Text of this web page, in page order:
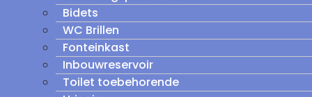
Bidets
WC Brillen
Fonteinkast
Inbouwreservoir
Toilet toebehorende